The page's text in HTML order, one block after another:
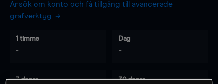
Ansök om konto och få tillgång till avancerade
grafverktyg
1 timme
-
Dag
-
7 dagar 30 dagar